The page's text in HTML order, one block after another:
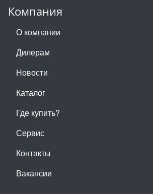
Компания
О компании
Дилерам
Новости
Каталог
Где купить?
Сервис
Контакты
Вакансии